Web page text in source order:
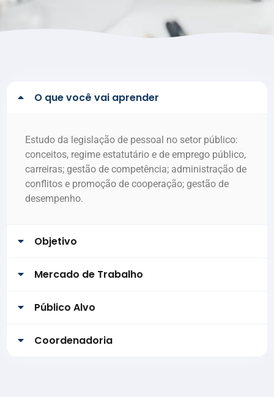
O que você vai aprender
Estudo da legislação de pessoal no setor público:
conceitos, regime estatutário e de emprego público,
carreiras; gestão de competência; administração de
conflitos e promoção de cooperação; gestão de
desempenho.
Objetivo
Mercado de Trabalho
Público Alvo
Coordenadoria